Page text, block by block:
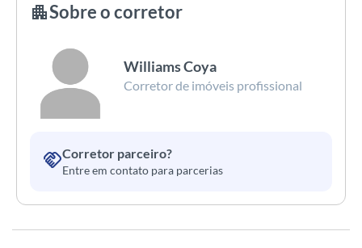
apartmentSobre o corretor
Williams Coya
Corretor de imóveis profissional
handshakeCorretor parceiro?
Entre em contato para parcerias